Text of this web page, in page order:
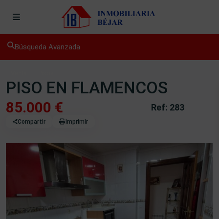
Búsqueda Avanzada
PISO EN FLAMENCOS
Ref: 283
85.000 €
Compartir Imprimir